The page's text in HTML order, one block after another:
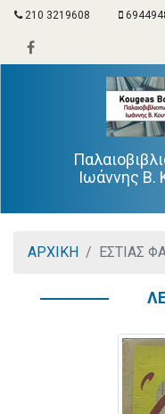
210 3219608
Ιωάννης Β.
ΑΡΧΙΚΗ ΕΣΤΙΑΣ